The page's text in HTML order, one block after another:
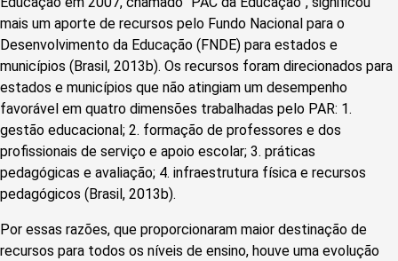
mais um aporte de recursos pelo Fundo Nacional para o
Desenvolvimento da Educação (FNDE) para estados e
municípios (Brasil, 2013b). Os recursos foram direcionados para
estados e municípios que não atingiam um desempenho
favorável em quatro dimensões trabalhadas pelo PAR: 1.
gestão educacional; 2. formação de professores e dos
profissionais de serviço e apoio escolar; 3. práticas
pedagógicas e avaliação; 4. infraestrutura física e recursos
pedagógicos (Brasil, 2013b).
Por essas razões, que proporcionaram maior destinação de
recursos para todos os níveis de ensino, houve uma evolução